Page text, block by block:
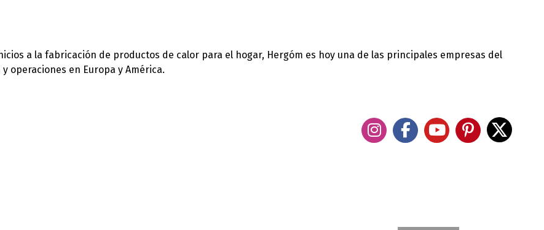
a la fabricación de productos de calor para el hogar, Hergóm es hoy una de las principales empresas del
operaciones en Europa y América.